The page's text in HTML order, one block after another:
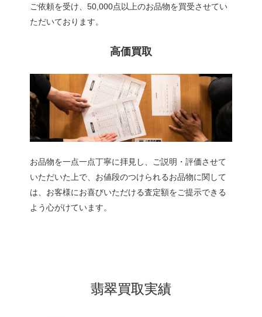
ご依頼を受け、50,000点以上のお品物を買受させてい
ただいております。
高価買取
お品物を一点一点丁寧に拝見し、ご説明・評価させて
いただいた上で、お値段のつけられるお品物に関して
は、お客様にお喜びいただける査定額をご提示できる
よう心がけています。
翡翠買取実績